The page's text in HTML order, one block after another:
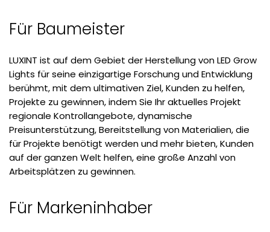
Für Baumeister
LUXINT ist auf dem Gebiet der Herstellung von LED Grow
Lights für seine einzigartige Forschung und Entwicklung
berühmt, mit dem ultimativen Ziel, Kunden zu helfen,
Projekte zu gewinnen, indem Sie Ihr aktuelles Projekt
regionale Kontrollangebote, dynamische
Preisunterstützung, Bereitstellung von Materialien, die
für Projekte benötigt werden und mehr bieten, Kunden
auf der ganzen Welt helfen, eine große Anzahl von
Arbeitsplätzen zu gewinnen.
Für Markeninhaber